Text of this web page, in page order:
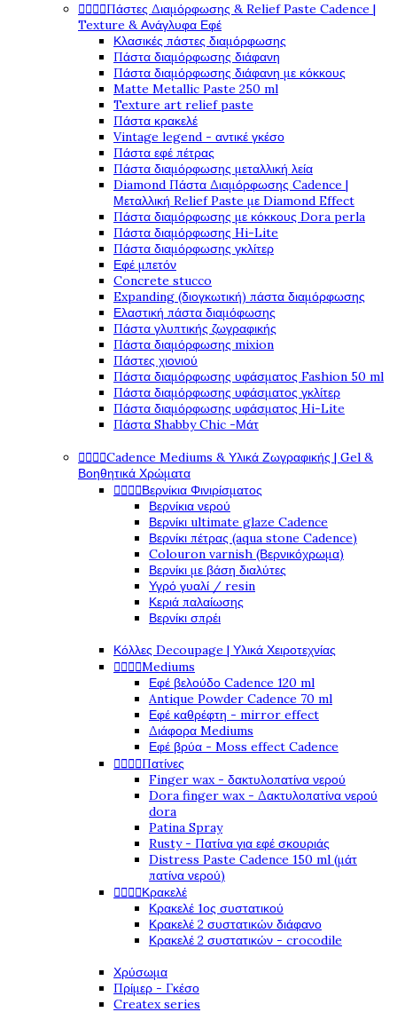
Πάστες Διαμόρφωσης & Relief Paste Cadence |
Texture & Ανάγλυφα Εφέ
Κλασικές πάστες διαμόρφωσης
Πάστα διαμόρφωσης διάφανη
Πάστα διαμόρφωσης διάφανη με κόκκους
Matte Metallic Paste 250 ml
Texture art relief paste
Πάστα κρακελέ
Vintage legend - αντικέ γκέσο
Πάστα εφέ πέτρας
Πάστα διαμόρφωσης μεταλλική λεία
Diamond Πάστα Διαμόρφωσης Cadence |
Μεταλλική Relief Paste με Diamond Effect
Πάστα διαμόρφωσης με κόκκους Dora perla
Πάστα διαμόρφωσης Hi-Lite
Πάστα διαμόρφωσης γκλίτερ
Εφέ μπετόν
Concrete stucco
Expanding (διογκωτική) πάστα διαμόρφωσης
Ελαστική πάστα διαμόφωσης
Πάστα γλυπτικής ζωγραφικής
Πάστα διαμόρφωσης mixion
Πάστες χιονιού
Πάστα διαμόρφωσης υφάσματος Fashion 50 ml
Πάστα διαμόρφωσης υφάσματος γκλίτερ
Πάστα διαμόρφωσης υφάσματος Hi-Lite
Πάστα Shabby Chic -Μάτ
Cadence Mediums & Υλικά Ζωγραφικής | Gel &
Βοηθητικά Χρώματα
Βερνίκια Φινιρίσματος
Βερνίκια νερού
Βερνίκι ultimate glaze Cadence
Βερνίκι πέτρας (aqua stone Cadence)
Colouron varnish (Βερνικόχρωμα)
Βερνίκι με βάση διαλύτες
Υγρό γυαλί / resin
Κεριά παλαίωσης
Βερνίκι σπρέι
Κόλλες Decoupage | Υλικά Χειροτεχνίας
Mediums
Εφέ βελούδο Cadence 120 ml
Antique Powder Cadence 70 ml
Εφέ καθρέφτη - mirror effect
Διάφορα Mediums
Εφέ βρύα - Moss effect Cadence
Πατίνες
Finger wax - δακτυλοπατίνα νερού
Dora finger wax - Δακτυλοπατίνα νερού
dora
Patina Spray
Rusty - Πατίνα για εφέ σκουριάς
Distress Paste Cadence 150 ml (μάτ
πατίνα νερού)
Κρακελέ
Κρακελέ 1ος συστατικού
Κρακελέ 2 συστατικών διάφανο
Κρακελέ 2 συστατικών - crocodile
Χρύσωμα
Πρίμερ - Γκέσο
Createx series